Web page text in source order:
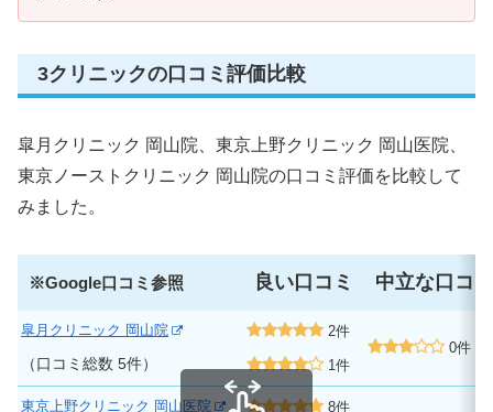
3クリニックの口コミ評価比較
皐月クリニック 岡山院、東京上野クリニック 岡山医院、
東京ノーストクリニック 岡山院の口コミ評価を比較して
みました。
※Google口コミ参照 良い口コミ 中立な口コミ
皐月クリニック 岡山院
（口コミ総数 5件）
2件
1件
0件
東京上野クリニック 岡山医院 8件